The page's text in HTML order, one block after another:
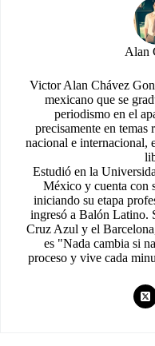
Alan
Victor Alan Chávez
mexicano que se
periodismo en el
precisamente en
nacional e internacional,
Estudió en la
México y cuenta con
iniciando su etapa
ingresó a Balón Latino.
Cruz Azul y el
es "Nada cambia si
proceso y vive cada